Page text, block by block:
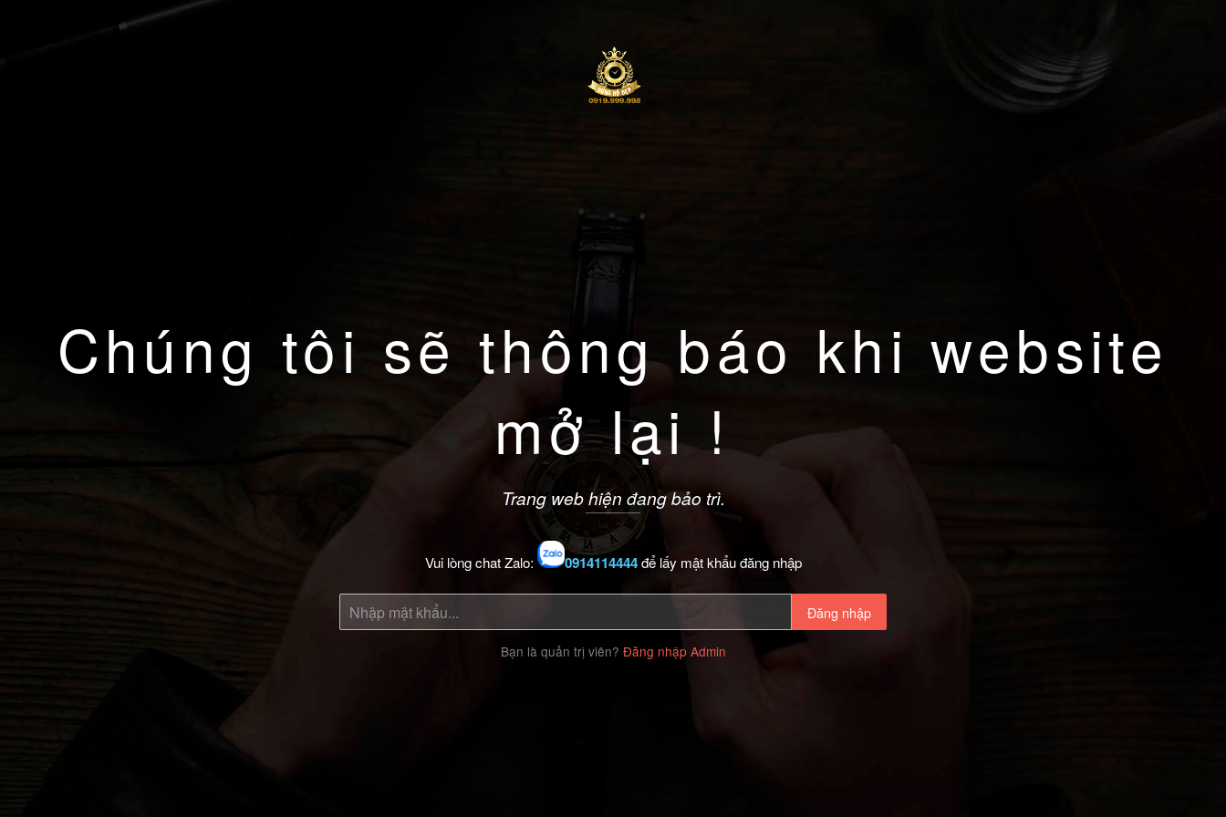
Chúng tôi sẽ thông báo khi website
mở lại !
Trang web hiện đang bảo trì.
Vui lòng chat Zalo: 0914114444để lấy mật khẩu đăng nhập
Đăng nhập
Bạn là quản trị viên? Đăng nhập Admin